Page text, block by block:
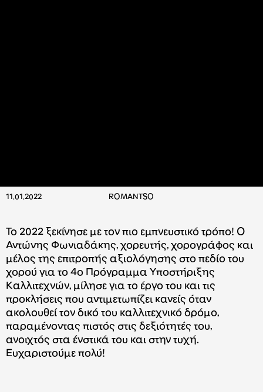
11.01.2022 ROMANTSO
Το 2022 ξεκίνησε με τον πιο εμπνευστικό τρόπο! Ο
Αντώνης Φωνιαδάκης, χορευτής, χορογράφος και
μέλος της επιτροπής αξιολόγησης στο πεδίο του
χορού για το 4ο Πρόγραμμα Υποστήριξης
Καλλιτεχνών, μίλησε για το έργο του και τις
προκλήσεις που αντιμετωπίζει κανείς όταν
ακολουθεί τον δικό του καλλιτεχνικό δρόμο,
παραμένοντας πιστός στις δεξιότητές του,
ανοιχτός στα ένστικά του και στην τυχή.
Ευχαριστούμε πολύ!